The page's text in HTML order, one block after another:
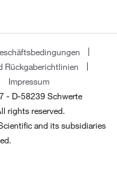
Rückgaberichtlinien
Impressum
- D-58239 Schwerte
rights reserved.
and its subsidiaries